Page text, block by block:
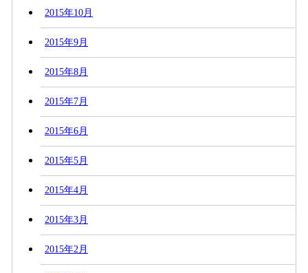
2015年10月
2015年9月
2015年8月
2015年7月
2015年6月
2015年5月
2015年4月
2015年3月
2015年2月